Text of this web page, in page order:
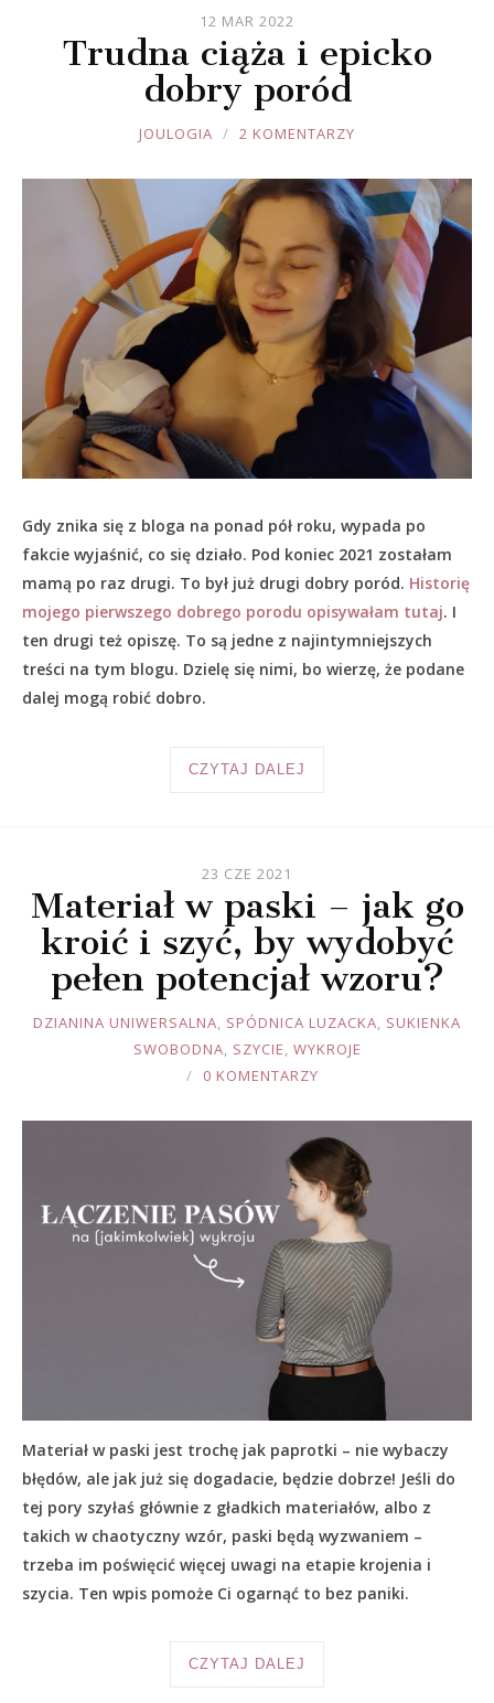
12 MAR 2022
Trudna ciąża i epicko
dobry poród
JOULE
JOULOGIA 2 KOMENTARZY
Gdy znika się z bloga na ponad pół roku, wypada po
fakcie wyjaśnić, co się działo. Pod koniec 2021 zostałam
mamą po raz drugi. To był już drugi dobry poród. Historię
mojego pierwszego dobrego porodu opisywałam tutaj. I
ten drugi też opiszę. To są jedne z najintymniejszych
treści na tym blogu. Dzielę się nimi, bo wierzę, że podane
dalej mogą robić dobro.
CZYTAJ DALEJ
23 CZE 2021
Materiał w paski – jak go
kroić i szyć, by wydobyć
pełen potencjał wzoru?
JOULE
DZIANINA UNIWERSALNA, SPÓDNICA LUZACKA, SUKIENKA
SWOBODNA, SZYCIE, WYKROJE
0 KOMENTARZY
Materiał w paski jest trochę jak paprotki – nie wybaczy
błędów, ale jak już się dogadacie, będzie dobrze! Jeśli do
tej pory szyłaś głównie z gładkich materiałów, albo z
takich w chaotyczny wzór, paski będą wyzwaniem –
trzeba im poświęcić więcej uwagi na etapie krojenia i
szycia. Ten wpis pomoże Ci ogarnąć to bez paniki.
CZYTAJ DALEJ